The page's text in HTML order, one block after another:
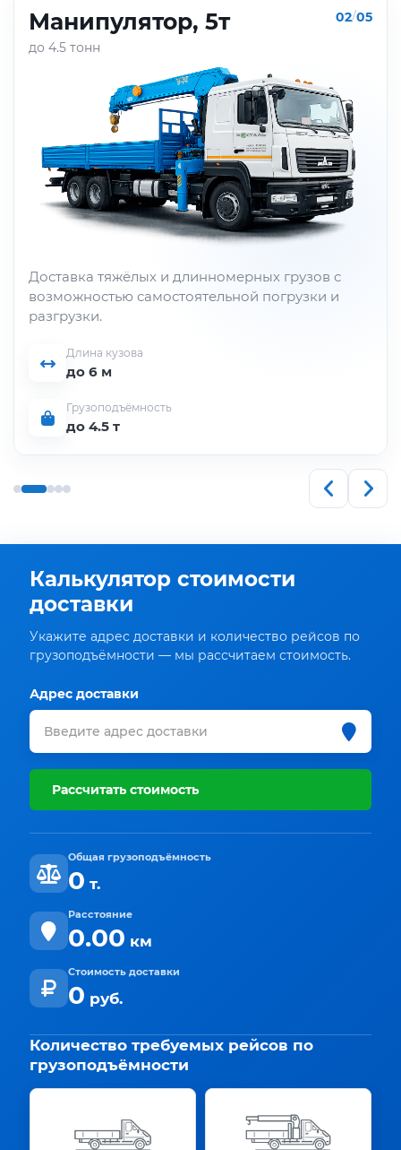
Манипулятор, 5т
до 4.5 тонн
02/05
Доставка тяжёлых и длинномерных грузов с
возможностью самостоятельной погрузки и
разгрузки.
Длина кузова
до 6 м
Грузоподъёмность
до 4.5 т
Калькулятор стоимости
доставки
Укажите адрес доставки и количество рейсов по
грузоподъёмности — мы рассчитаем стоимость.
Адрес доставки
Рассчитать стоимость
Общая грузоподъёмность
0 т.
Расстояние
0.00 км
Стоимость доставки
0 руб.
Количество требуемых рейсов по
грузоподъёмности